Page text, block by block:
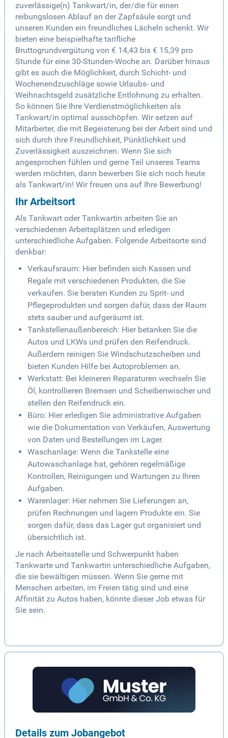
zuverlässige(n) Tankwart/in, der/die für einen
reibungslosen Ablauf an der Zapfsäule sorgt und
unseren Kunden ein freundliches Lächeln schenkt. Wir
bieten eine beispielhafte tarifliche
Bruttogrundvergütung von € 14,43 bis € 15,39 pro
Stunde für eine 30-Stunden-Woche an. Darüber hinaus
gibt es auch die Möglichkeit, durch Schicht- und
Wochenendzuschläge sowie Urlaubs- und
Weihnachtsgeld zusätzliche Entlohnung zu erhalten.
So können Sie Ihre Verdienstmöglichkeiten als
Tankwart/in optimal ausschöpfen. Wir setzen auf
Mitarbeiter, die mit Begeisterung bei der Arbeit sind und
sich durch ihre Freundlichkeit, Pünktlichkeit und
Zuverlässigkeit auszeichnen. Wenn Sie sich
angesprochen fühlen und gerne Teil unseres Teams
werden möchten, dann bewerben Sie sich noch heute
als Tankwart/in! Wir freuen uns auf Ihre Bewerbung!
Ihr Arbeitsort
Als Tankwart oder Tankwartin arbeiten Sie an
verschiedenen Arbeitsplätzen und erledigen
unterschiedliche Aufgaben. Folgende Arbeitsorte sind
denkbar:
Verkaufsraum: Hier befinden sich Kassen und
Regale mit verschiedenen Produkten, die Sie
verkaufen. Sie beraten Kunden zu Sprit- und
Pflegeprodukten und sorgen dafür, dass der Raum
stets sauber und aufgeräumt ist.
Tankstellenaußenbereich: Hier betanken Sie die
Autos und LKWs und prüfen den Reifendruck.
Außerdem reinigen Sie Windschutzscheiben und
bieten Kunden Hilfe bei Autoproblemen an.
Werkstatt: Bei kleineren Reparaturen wechseln Sie
Öl, kontrollieren Bremsen und Scheibenwischer und
stellen den Reifendruck ein.
Büro: Hier erledigen Sie administrative Aufgaben
wie die Dokumentation von Verkäufen, Auswertung
von Daten und Bestellungen im Lager.
Waschanlage: Wenn die Tankstelle eine
Autowaschanlage hat, gehören regelmäßige
Kontrollen, Reinigungen und Wartungen zu Ihren
Aufgaben.
Warenlager: Hier nehmen Sie Lieferungen an,
prüfen Rechnungen und lagern Produkte ein. Sie
sorgen dafür, dass das Lager gut organisiert und
übersichtlich ist.
Je nach Arbeitsstelle und Schwerpunkt haben
Tankwarte und Tankwartin unterschiedliche Aufgaben,
die sie bewältigen müssen. Wenn Sie gerne mit
Menschen arbeiten, im Freien tätig sind und eine
Affinität zu Autos haben, könnte dieser Job etwas für
Sie sein.
Details zum Jobangebot